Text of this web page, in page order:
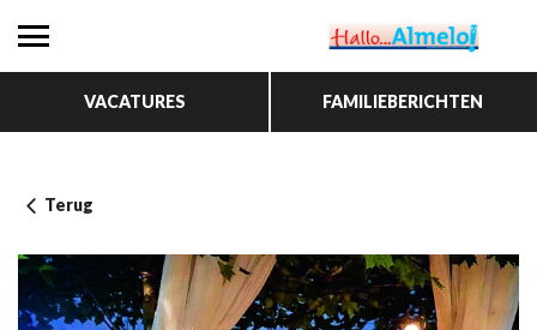
VACATURES FAMILIEBERICHTEN
Terug